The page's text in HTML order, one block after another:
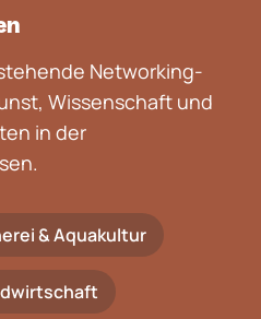
Networking-
Wissenschaft und
in der
& Aquakultur